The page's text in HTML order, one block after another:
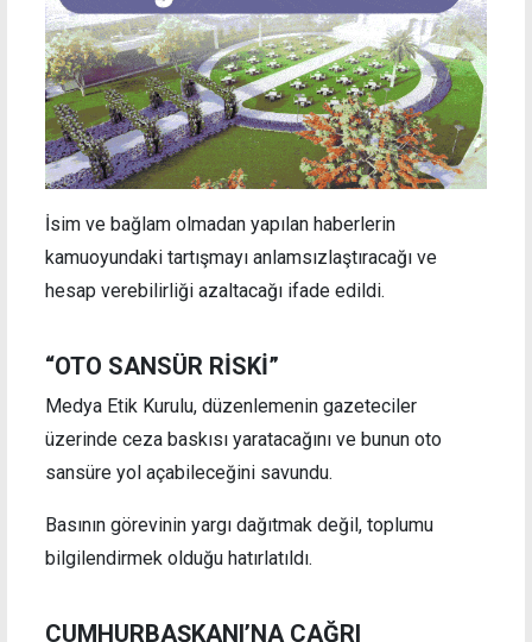
İsim ve bağlam olmadan yapılan haberlerin
kamuoyundaki tartışmayı anlamsızlaştıracağı ve
hesap verebilirliği azaltacağı ifade edildi.
“OTO SANSÜR RİSKİ”
Medya Etik Kurulu, düzenlemenin gazeteciler
üzerinde ceza baskısı yaratacağını ve bunun oto
sansüre yol açabileceğini savundu.
Basının görevinin yargı dağıtmak değil, toplumu
bilgilendirmek olduğu hatırlatıldı.
CUMHURBAŞKANI’NA ÇAĞRI